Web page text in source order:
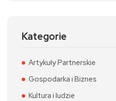
Kategorie
Artykuły Partnerskie
Gospodarka i Biznes
Kultura i ludzie